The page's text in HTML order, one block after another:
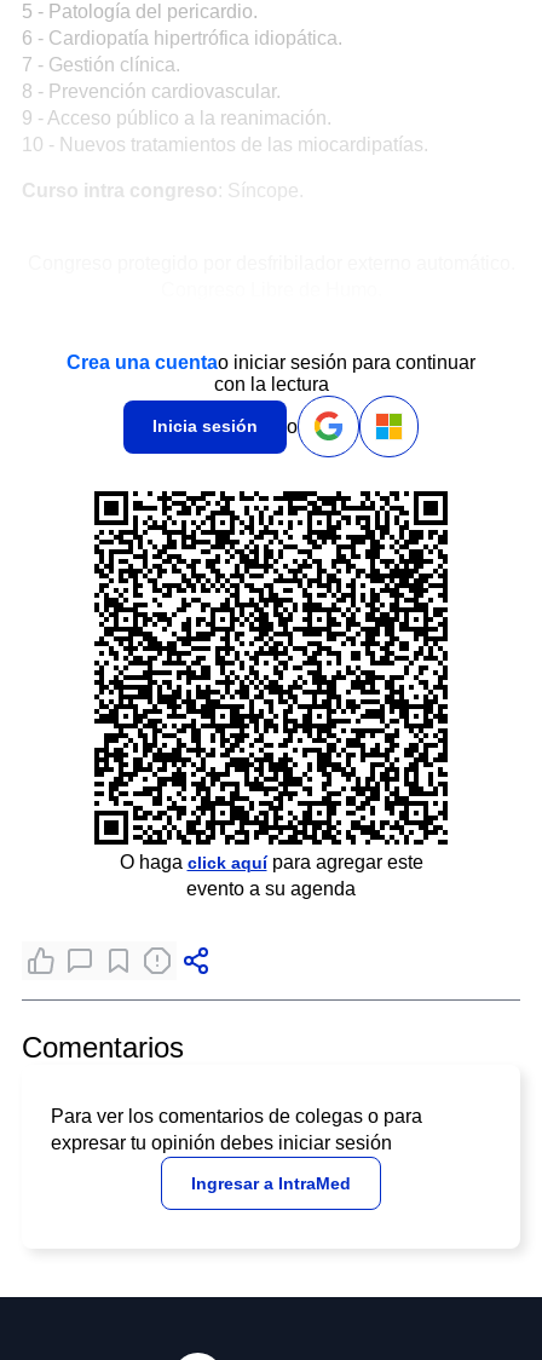
5 - Patología del pericardio.
6 - Cardiopatía hipertrófica idiopática.
7 - Gestión clínica.
8 - Prevención cardiovascular.
9 - Acceso público a la reanimación.
10 - Nuevos tratamientos de las miocardipatías.
Curso intra congreso: Síncope.
Crea una cuentao iniciar sesión para continuar
con la lectura
Inicia sesión o
O haga click aquípara agregar este
evento a su agenda
Comentarios
Para ver los comentarios de colegas o para
expresar tu opinión debes iniciar sesión
Ingresar a IntraMed